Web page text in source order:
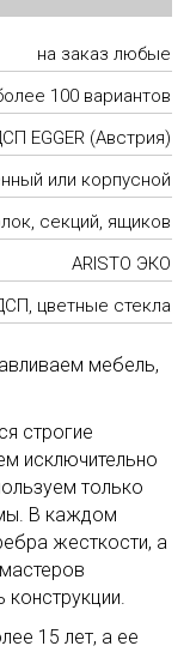
на заказ любые
100 вариантов
EGGER (Австрия)
или корпусной
секций, ящиков
ARISTO ЭКО
цветные стекла
мебель,
строгие
исключительно
только
В каждом
жесткости, а
конструкции.
15 лет, а ее